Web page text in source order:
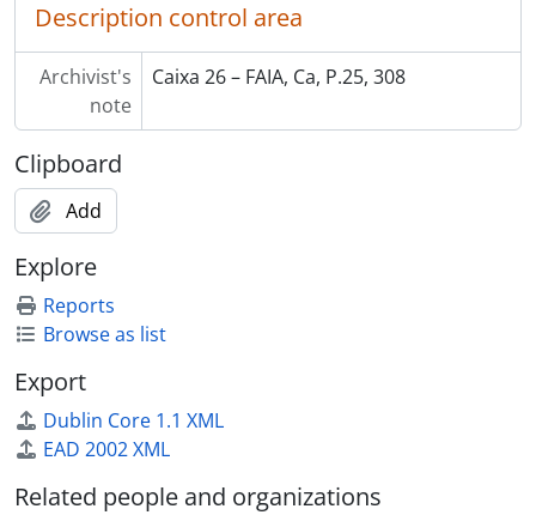
Description control area
Archivist's
note
Caixa 26 – FAIA, Ca, P.25, 308
Clipboard
Add
Explore
Reports
Browse as list
Export
Dublin Core 1.1 XML
EAD 2002 XML
Related people and organizations